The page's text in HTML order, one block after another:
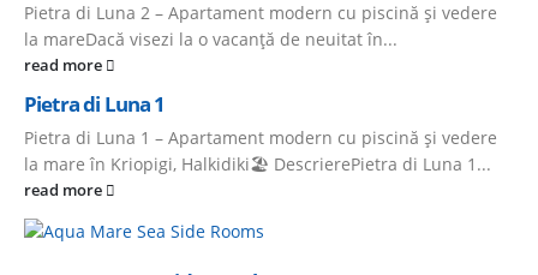
Pietra di Luna 2 – Apartament modern cu piscină și vedere
la mareDacă visezi la o vacanță de neuitat în...
read more
Pietra di Luna 1
Pietra di Luna 1 – Apartament modern cu piscină și vedere
la mare în Kriopigi, Halkidiki🏖️ DescrierePietra di Luna 1...
read more